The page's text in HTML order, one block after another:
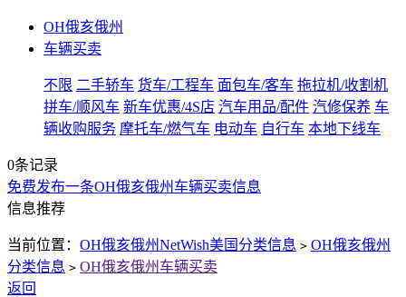
OH俄亥俄州
车辆买卖
不限 二手轿车 货车/工程车 面包车/客车 拖拉机/收割机
拼车/顺风车 新车优惠/4S店 汽车用品/配件 汽修保养 车
辆收购服务 摩托车/燃气车 电动车 自行车 本地下线车
0条记录
免费发布一条OH俄亥俄州车辆买卖信息
信息推荐
当前位置： OH俄亥俄州NetWish美国分类信息 > OH俄亥俄州
分类信息 > OH俄亥俄州车辆买卖
返回